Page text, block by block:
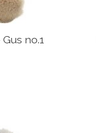
no.1